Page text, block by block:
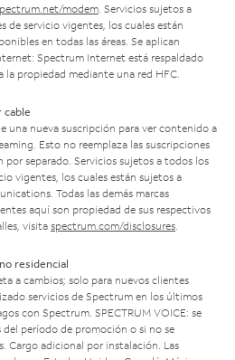
modem . Servicios sujetos a
de servicio vigentes, los cuales están
en todas las áreas. Se aplican
Spectrum Internet está respaldado
propiedad mediante una red HFC.
cable
una nueva suscripción para ver contenido a
Esto no reemplaza las suscripciones
por separado. Servicios sujetos a todos los
vigentes, los cuales están sujetos a
Todas las demás marcas
aquí son propiedad de sus respectivos
visita spectrum.com/disclosures
residencial
a cambios; solo para nuevos clientes
servicios de Spectrum en los últimos
con Spectrum. SPECTRUM VOICE: se
período de promoción o si no se
Cargo adicional por instalación. Las